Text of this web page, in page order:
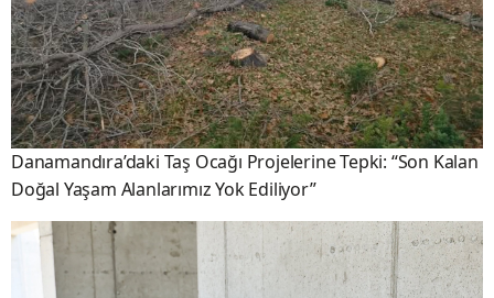
Danamandıra’daki Taş Ocağı Projelerine Tepki: “Son Kalan
Doğal Yaşam Alanlarımız Yok Ediliyor”